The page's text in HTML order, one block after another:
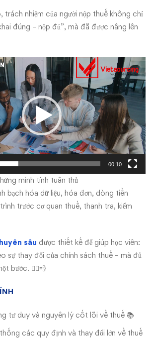
trách nhiệm của người nộp thuế không chỉ
đúng – nộp đủ”, mà đã được nâng lên
00:10
minh tính tuân thủ
bạch hóa dữ liệu, hóa đơn, dòng tiền
trước cơ quan thuế, thanh tra, kiểm
sâu được thiết kế để giúp học viên:
sự thay đổi của chính sách thuế – mà đủ
bước. 🏃‍♂️💨
tư duy và nguyên lý cốt lõi về thuế 📚
các quy định và thay đổi lớn về thuế